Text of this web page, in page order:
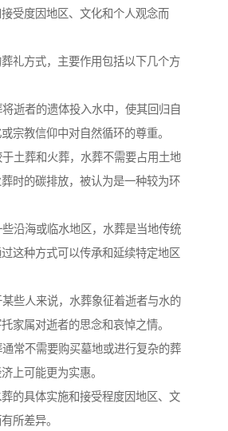
受度因地区、文化和个人观念而
礼方式，主要作用包括以下几个方
逝者的遗体投入水中，使其回归自
宗教信仰中对自然循环的尊重。
土葬和火葬，水葬不需要占用土地
时的碳排放，被认为是一种较为环
沿海或临水地区，水葬是当地传统
这种方式可以传承和延续特定地区
些人来说，水葬象征着逝者与水的
家属对逝者的思念和哀悼之情。
常不需要购买墓地或进行复杂的葬
上可能更为实惠。
的具体实施和接受程度因地区、文
所差异。